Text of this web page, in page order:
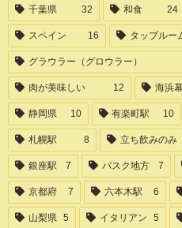
千葉県 32 和食 24
スペイン 16 タップルー
グラウラー（グロウラー）
肉が美味しい 12 海浜
静岡県 10 有楽町駅 10
札幌駅 8 立ち飲みのみ
銀座駅 7 バスク地方 7
京都府 7 六本木駅 6
山梨県 5 イタリアン 5